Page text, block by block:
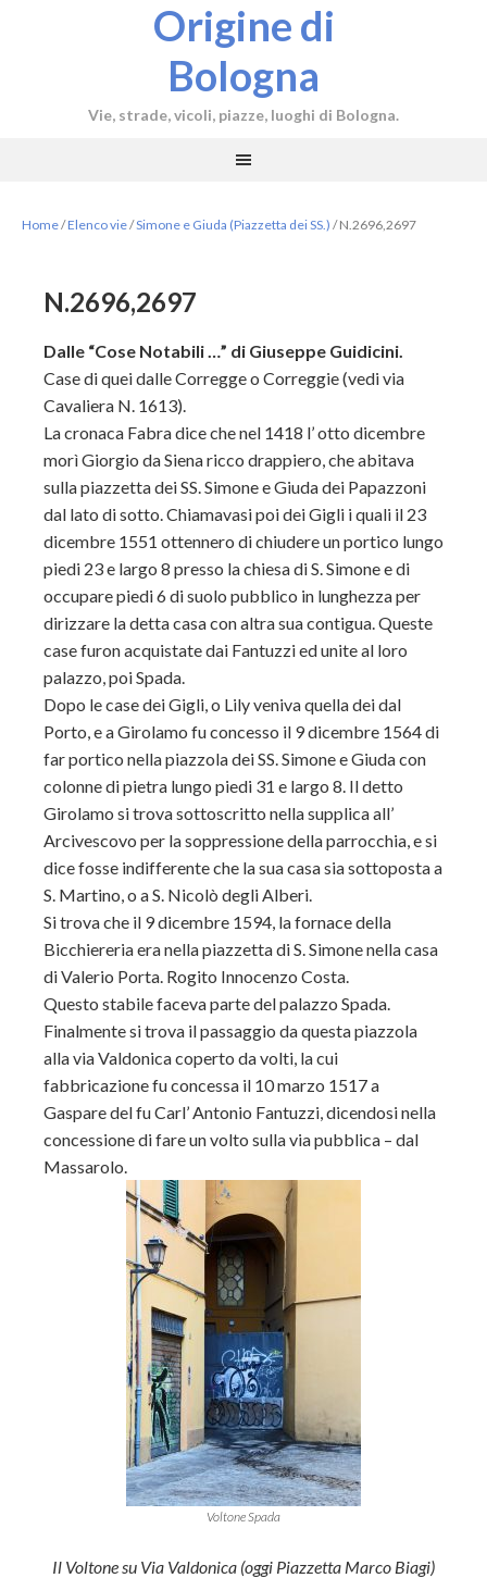
Origine di
Bologna
Vie, strade, vicoli, piazze, luoghi di Bologna.
Home/Elenco vie/Simone e Giuda (Piazzetta dei SS.) /N.2696,2697
N.2696,2697
Dalle “Cose Notabili …” di Giuseppe Guidicini.
Case di quei dalle Corregge o Correggie (vedi via
Cavaliera N. 1613).
La cronaca Fabra dice che nel 1418 l’ otto dicembre
morì Giorgio da Siena ricco drappiero, che abitava
sulla piazzetta dei SS. Simone e Giuda dei Papazzoni
dal lato di sotto. Chiamavasi poi dei Gigli i quali il 23
dicembre 1551 ottennero di chiudere un portico lungo
piedi 23 e largo 8 presso la chiesa di S. Simone e di
occupare piedi 6 di suolo pubblico in lunghezza per
dirizzare la detta casa con altra sua contigua. Queste
case furon acquistate dai Fantuzzi ed unite al loro
palazzo, poi Spada.
Dopo le case dei Gigli, o Lily veniva quella dei dal
Porto, e a Girolamo fu concesso il 9 dicembre 1564 di
far portico nella piazzola dei SS. Simone e Giuda con
colonne di pietra lungo piedi 31 e largo 8. Il detto
Girolamo si trova sottoscritto nella supplica all’
Arcivescovo per la soppressione della parrocchia, e si
dice fosse indifferente che la sua casa sia sottoposta a
S. Martino, o a S. Nicolò degli Alberi.
Si trova che il 9 dicembre 1594, la fornace della
Bicchiereria era nella piazzetta di S. Simone nella casa
di Valerio Porta. Rogito Innocenzo Costa.
Questo stabile faceva parte del palazzo Spada.
Finalmente si trova il passaggio da questa piazzola
alla via Valdonica coperto da volti, la cui
fabbricazione fu concessa il 10 marzo 1517 a
Gaspare del fu Carl’ Antonio Fantuzzi, dicendosi nella
concessione di fare un volto sulla via pubblica – dal
Massarolo.
Voltone Spada
Il Voltone su Via Valdonica (oggi Piazzetta Marco Biagi)